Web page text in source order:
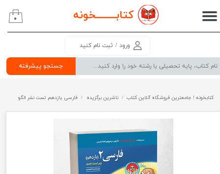
کتابــــــــخونه
جستجو پیشرفته
ورود / ثبت نام کنید
حساب کاربری من
سفارشات
۰
کتابخونه ! جامعترین فروشگاه آنلاین کتاب ناشرین برگزیده فارسی یازدهم تست نشر الگو